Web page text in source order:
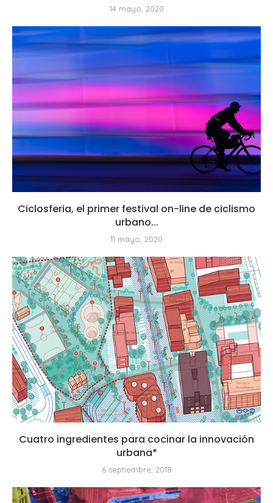
14 mayo, 2020
Ciclosferia, el primer festival on-line de ciclismo
urbano...
11 mayo, 2020
Cuatro ingredientes para cocinar la innovación
urbana*
6 septiembre, 2018